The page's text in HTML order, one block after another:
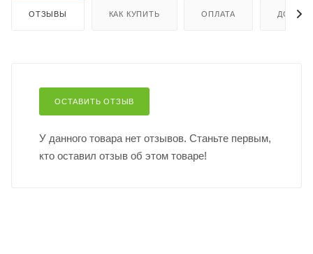
ОТЗЫВЫ КАК КУПИТЬ ОПЛАТА
ОСТАВИТЬ ОТЗЫВ
У данного товара нет отзывов. Станьте первым,
кто оставил отзыв об этом товаре!